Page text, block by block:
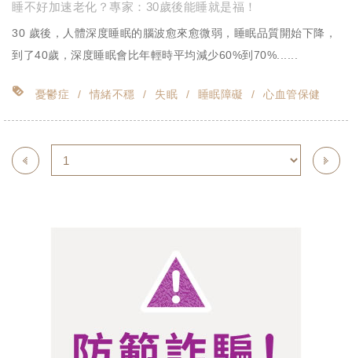
睡不好加速老化？專家：30歲後能睡就是福！
30 歲後，人體深度睡眠的腦波愈來愈微弱，睡眠品質開始下降，
到了40歲，深度睡眠會比年輕時平均減少60%到70%......
憂鬱症 情緒不穩 失眠 睡眠障礙 心血管保健